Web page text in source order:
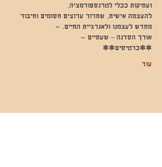
ועתיקות ככלי לטרנספורמציה,
להעצמה אישית, שחרור ערוצים חסומים וחיבור
מחדש לעצמנו ולאנרגיית החיים. ~
אורך הסדנה – שעתיים ~
✽✽כרטיסים✽✽
עוד